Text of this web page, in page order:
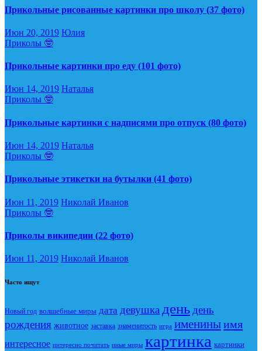
Прикольные рисованные картинки про школу (37 фото)
Июн 20, 2019 Юлия
Приколы 🤓
Прикольные картинки про еду (101 фото)
Июн 14, 2019 Наталья
Приколы 🤓
Прикольные картинки с надписями про отпуск (80 фото)
Июн 14, 2019 Наталья
Приколы 🤓
Прикольные этикетки на бутылки (41 фото)
Июн 11, 2019 Николай Иванов
Приколы 🤓
Приколы википедии (22 фото)
Июн 11, 2019 Николай Иванов
Часто ищут
Новый год волшебные миры дата девушка день день
рождения животное заставка знаменитость игра имениныимя
интересное интересно почитать иные миры картинка картинки